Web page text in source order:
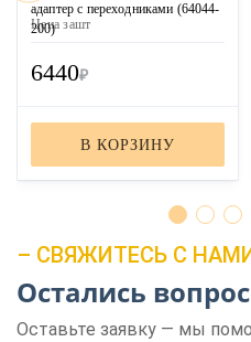
адаптер с переходниками (64044-
200)
Цена зашт
6440₽
В КОРЗИНУ
– СВЯЖИТЕСЬ С
Остались
Оставьте заявку — мы